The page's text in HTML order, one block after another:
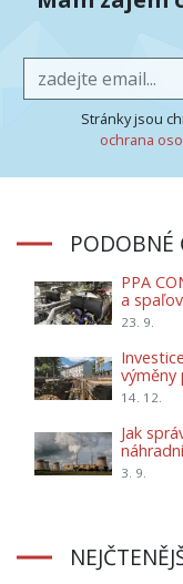
Stránky jsou
ochrana
PODOBNÉ
PPA
a
23. 9.
výměny
14. 12.
Jak
3. 9.